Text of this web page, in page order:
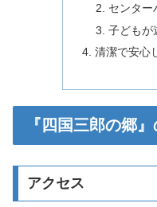
センター
子どもが
清潔で安心
『四国三郎の郷
アクセス